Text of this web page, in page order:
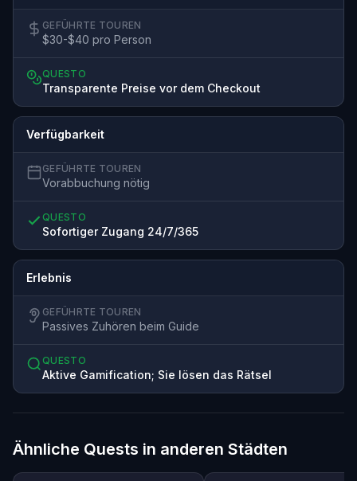
GEFÜHRTE TOUREN
$30-$40 pro Person
QUESTO
Transparente Preise vor dem Checkout
Verfügbarkeit
GEFÜHRTE TOUREN
Vorabbuchung nötig
QUESTO
Sofortiger Zugang 24/7/365
Erlebnis
GEFÜHRTE TOUREN
Passives Zuhören beim Guide
QUESTO
Aktive Gamification; Sie lösen das Rätsel
Ähnliche Quests in anderen Städten